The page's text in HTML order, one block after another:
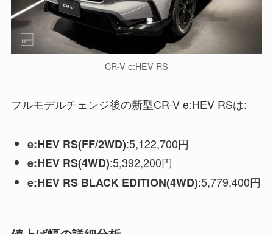
CR-V e:HEV RS
フルモデルチェンジ後の新型CR-V e:HEV RSは:
e:HEV RS(FF/2WD):5,122,700円
e:HEV RS(4WD):5,392,200円
e:HEV RS BLACK EDITION(4WD):5,779,400円